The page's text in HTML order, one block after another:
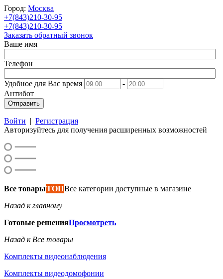
Город: Москва
+7(843)210-30-95
+7(843)210-30-95
Заказать обратный звонок
Ваше имя
Телефон
Удобное для Вас время
-
Антибот
Отправить
Войти | Регистрация
Авторизуйтесь для получения расширенных возможностей
Все товарыТОПВсе категории доступные в магазине
Назад к главному
Готовые решенияПросмотреть
Назад к Все товары
Комплекты видеонаблюдения
Комплекты видеодомофонии